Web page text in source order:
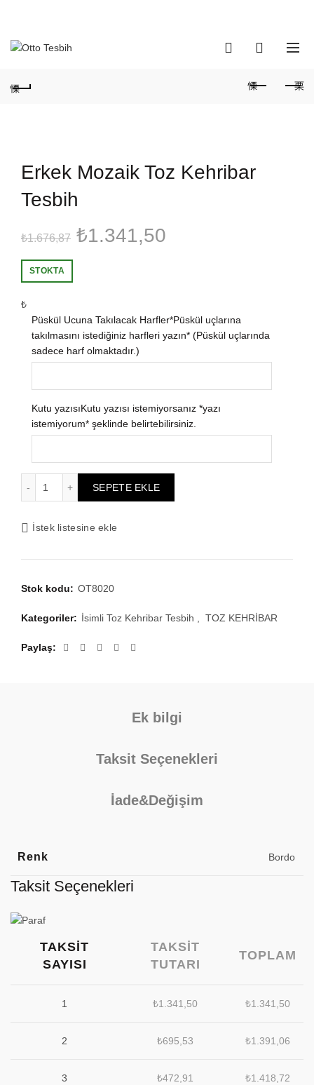
Erkek Mozaik Toz Kehribar
Tesbih
₺1.676,87 Orijinal
₺1.341,50
₺1.341,50.
STOKTA
₺
Püskül Ucuna Takılacak Harfler*Püskül uçlarına
takılmasını istediğiniz harfleri yazın* (Püskül uçlarında
sadece harf olmaktadır.)
Kutu yazısıKutu yazısı istemiyorsanız *yazı
istemiyorum* şeklinde belirtebilirsiniz.
SEPETE EKLE
İstek listesine ekle
Stok kodu: OT8020
Kategoriler: İsimli Toz Kehribar Tesbih , TOZ KEHRİBAR
Paylaş
Ek bilgi
Taksit Seçenekleri
İade&Değişim
Renk Bordo
Taksit Seçenekleri
TAKSIT
SAYISI
TAKSIT
TUTARI
TOPLAM
1 ₺1.341,50 ₺1.341,50
2 ₺695,53 ₺1.391,06
3 ₺472,91 ₺1.418,72